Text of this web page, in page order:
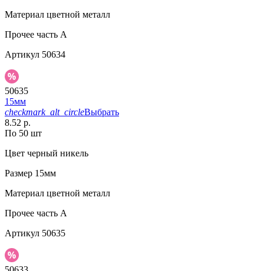
Материал цветной металл
Прочее часть A
Артикул 50634
50635
15мм
checkmark_alt_circleВыбрать
8.52 р.
По 50 шт
Цвет черный никель
Размер 15мм
Материал цветной металл
Прочее часть A
Артикул 50635